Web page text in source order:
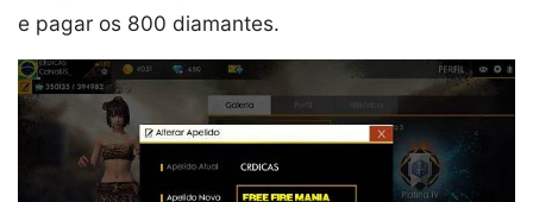
e pagar os 800 diamantes.